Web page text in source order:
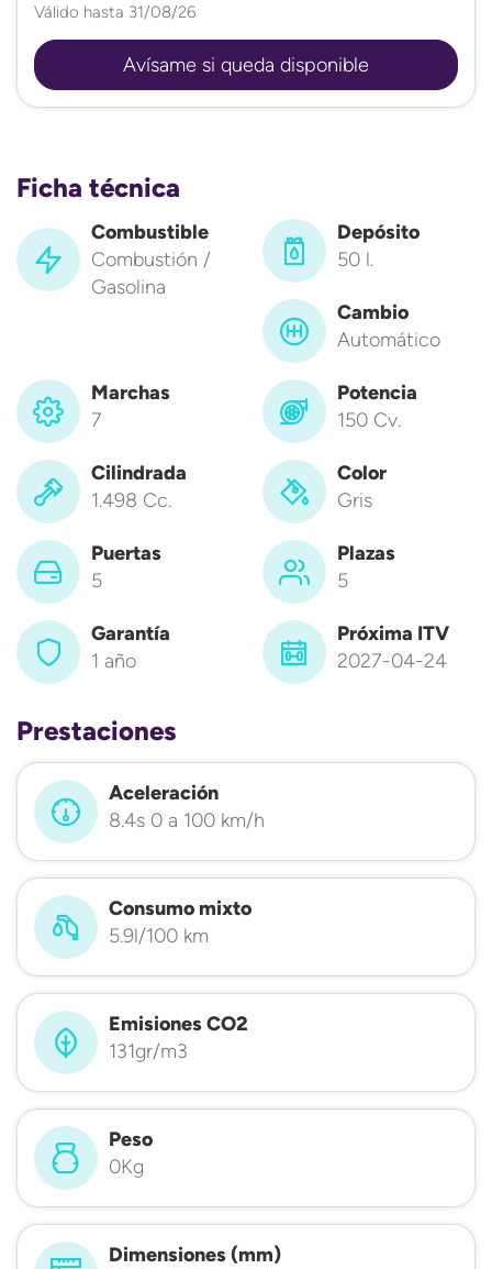
Válido hasta 31/08/26
Avísame si queda disponible
Ficha técnica
Combustible
Combustión /
Gasolina
Depósito
50 l.
Cambio
Automático
Marchas
7
Potencia
150 Cv.
Cilindrada
1.498 Cc.
Color
Gris
Puertas
5
Plazas
5
Garantía
1 año
Próxima ITV
2027-04-24
Prestaciones
Aceleración
8.4s 0 a 100 km/h
Consumo mixto
5.9l/100 km
Emisiones CO2
131gr/m3
Peso
0Kg
Dimensiones (mm)